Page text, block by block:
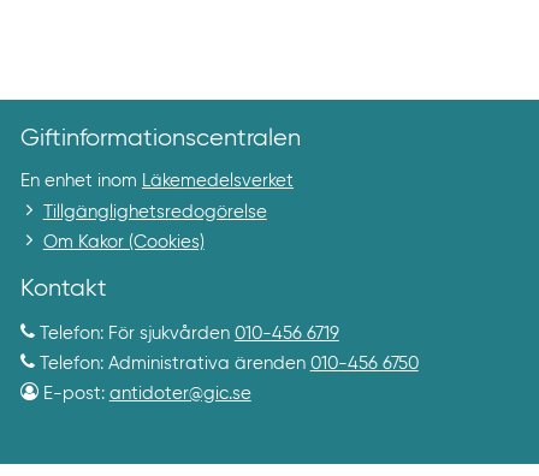
Giftinformationscentralen
En enhet inom Läkemedelsverket
Tillgänglighetsredogörelse
Om Kakor (Cookies)
Kontakt
Telefon: För sjukvården 010-456 6719
Telefon: Administrativa ärenden 010-456 6750
E-post: antidoter@gic.se